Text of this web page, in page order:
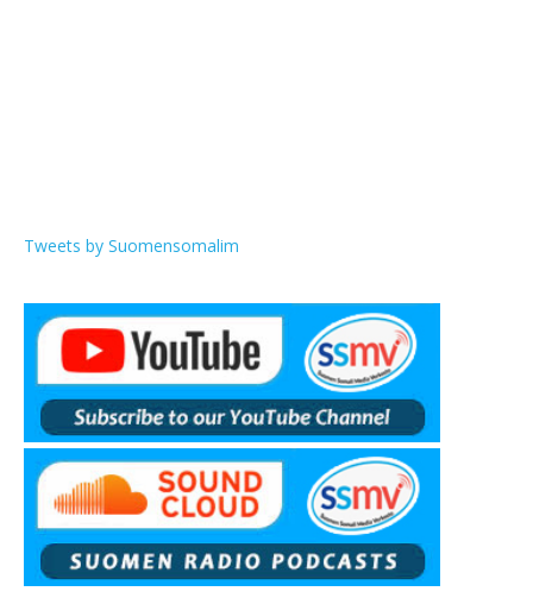
Tweets by Suomensomalim